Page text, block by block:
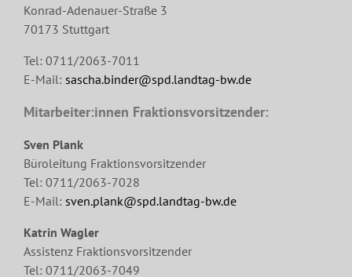
Konrad-Adenauer-Straße 3
70173 Stuttgart
Tel: 0711/2063-7011
E-Mail: sascha.binder@spd.landtag-bw.de
Mitarbeiter:innen Fraktionsvorsitzender:
Sven Plank
Büroleitung Fraktionsvorsitzender
Tel: 0711/2063-7028
E-Mail: sven.plank@spd.landtag-bw.de
Katrin Wagler
Assistenz Fraktionsvorsitzender
Tel: 0711/2063-7049